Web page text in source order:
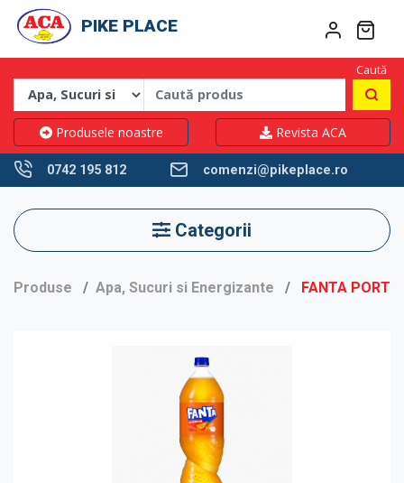
PIKE PLACE
Caută
Produsele noastre Revista ACA
0742 195 812 comenzi@pikeplace.ro
Categorii
Produse Apa, Sucuri si Energizante FANTA